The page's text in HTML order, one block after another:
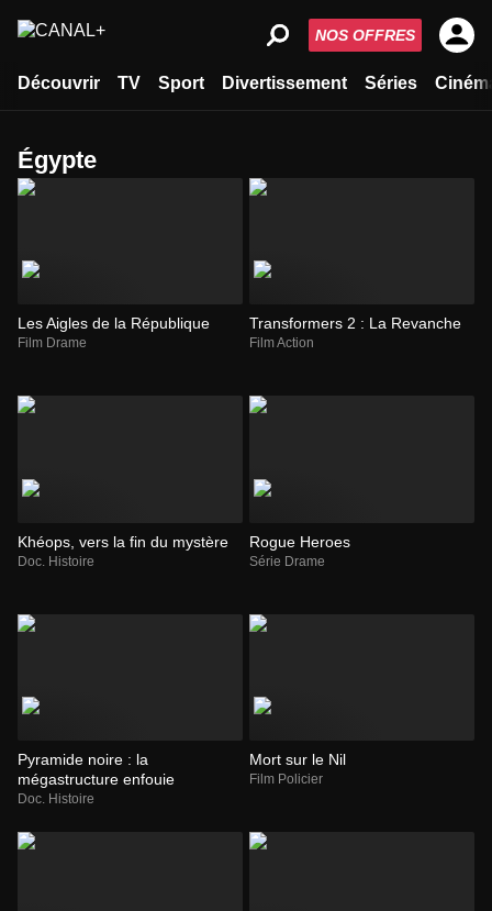
Découvrir TV Sport Divertissement Séries
NOS OFFRES
Égypte
Les Aigles de la République
Film Drame
Transformers 2 : La Revanche
Film Action
Khéops, vers la fin du mystère
Doc. Histoire
Rogue Heroes
Série Drame
Pyramide noire : la
mégastructure enfouie
Doc. Histoire
Mort sur le Nil
Film Policier